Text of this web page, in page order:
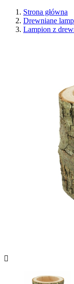
Strona główna
Drewniane
Lampion z
